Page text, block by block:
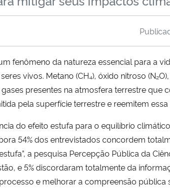
fenômeno da natureza essencial para a
vivos. Metano (CH₄), óxido nitroso
presentes na atmosfera terrestre que
pela superfície terrestre e reemitem
do efeito estufa para o equilíbrio
54% dos entrevistados concordem
a pesquisa Percepção Pública da
e 5% discordaram totalmente da
e melhorar a compreensão pública